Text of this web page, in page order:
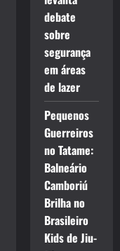
debate
sobre
segurança
em áreas
de lazer
Pequenos
Guerreiros
no Tatame:
Balneário
Camboriú
Brilha no
Brasileiro
Kids de Jiu-